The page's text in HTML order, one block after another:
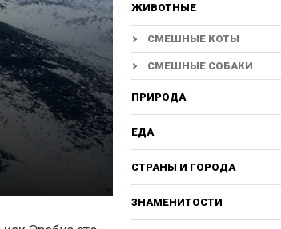
ЖИВОТНЫЕ
СМЕШНЫЕ КОТЫ
СМЕШНЫЕ СОБАКИ
ПРИРОДА
ЕДА
СТРАНЫ И ГОРОДА
ЗНАМЕНИТОСТИ